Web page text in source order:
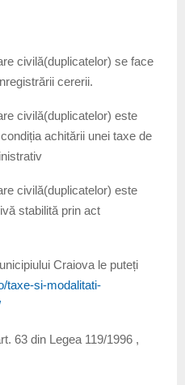
civilă(duplicatelor) se face
cererii.
civilă(duplicatelor) este
achitării unei taxe de
civilă(duplicatelor) este
stabilită prin act
Craiova le puteți
taxe-si-modalitati-
63 din Legea 119/1996 ,